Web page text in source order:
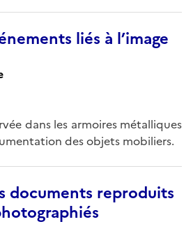
liés à l’image
dans les armoires métalliques
des objets mobiliers.
documents reproduits